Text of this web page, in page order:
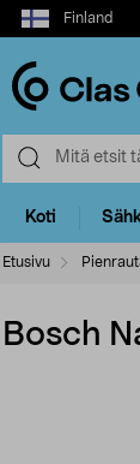
Select
market
Finland
Koti
Etusivu
Bosch